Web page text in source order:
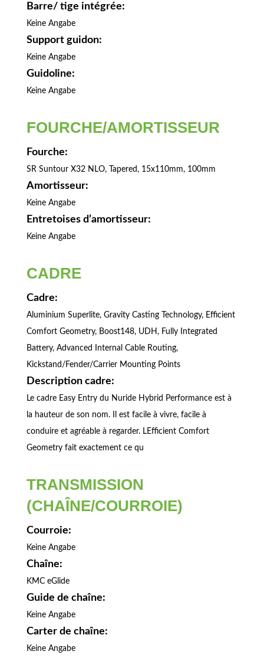
Barre/ tige intégrée:
Keine Angabe
Support guidon:
Keine Angabe
Guidoline:
Keine Angabe
FOURCHE/AMORTISSEUR
Fourche:
SR Suntour X32 NLO, Tapered, 15x110mm, 100mm
Amortisseur:
Keine Angabe
Entretoises d’amortisseur:
Keine Angabe
CADRE
Cadre:
Aluminium Superlite, Gravity Casting Technology, Efficient
Comfort Geometry, Boost148, UDH, Fully Integrated
Battery, Advanced Internal Cable Routing,
Kickstand/Fender/Carrier Mounting Points
Description cadre:
Le cadre Easy Entry du Nuride Hybrid Performance est à
la hauteur de son nom. Il est facile à vivre, facile à
conduire et agréable à regarder. LEfficient Comfort
Geometry fait exactement ce qu
TRANSMISSION
(CHAÎNE/COURROIE)
Courroie:
Keine Angabe
Chaîne:
KMC eGlide
Guide de chaîne:
Keine Angabe
Carter de chaîne:
Keine Angabe